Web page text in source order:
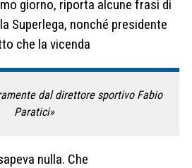
giorno, riporta alcune frasi di
Superlega, nonché presidente
che la vicenda
dal direttore sportivo Fabio
Paratici»
nulla. Che